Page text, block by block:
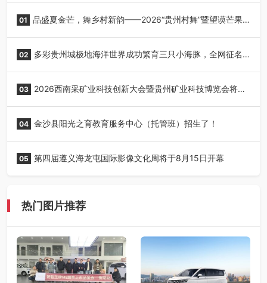
01 品盛夏金芒，舞乡村新韵——2026“贵州村舞”暨望谟芒果
02 多彩贵州城极地海洋世界成功繁育三只小海豚，全网征名
03 2026西南采矿业科技创新大会暨贵州矿业科技博览会将在
04 金沙县阳光之育教育服务中心（托管班）招生了！
05 第四届遵义海龙屯国际影像文化周将于8月15日开幕
热门图片推荐